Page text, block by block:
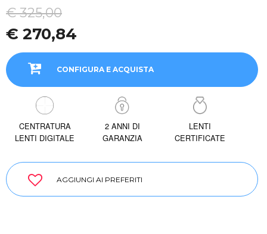
€ 325,00
€ 270,84
CONFIGURA E ACQUISTA
CENTRATURA
LENTI DIGITALE
2 ANNI DI
GARANZIA
LENTI
CERTIFICATE
AGGIUNGI AI PREFERITI